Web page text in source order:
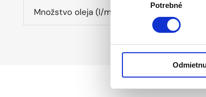
Potrebné
Množstvo oleja (l/min)